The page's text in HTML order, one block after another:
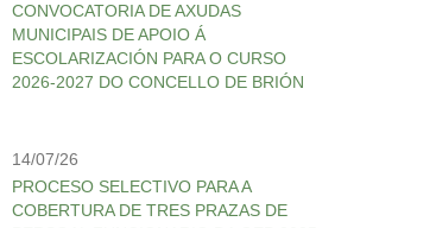
CONVOCATORIA DE AXUDAS
MUNICIPAIS DE APOIO Á
ESCOLARIZACIÓN PARA O CURSO
2026-2027 DO CONCELLO DE BRIÓN
14/07/26
PROCESO SELECTIVO PARA A
COBERTURA DE TRES PRAZAS DE